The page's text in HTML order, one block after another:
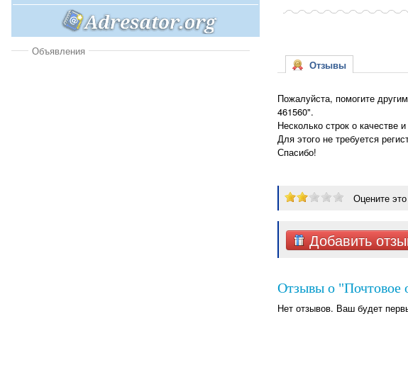
Объявления
Отзывы
Пожалуйста, помогите
461560".
Несколько строк о качестве
Для этого не требуется
Спасибо!
Оцените
Добавить
Отзывы о
Нет отзывов. Ваш будет